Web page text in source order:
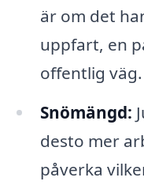
är om det
uppfart, en
offentlig väg.
Snömängd:
desto mer
påverka